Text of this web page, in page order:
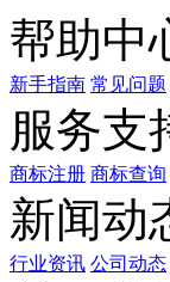
帮助中
新手指南 常见问题
服务支
商标注册 商标查询
新闻动
行业资讯 公司动态